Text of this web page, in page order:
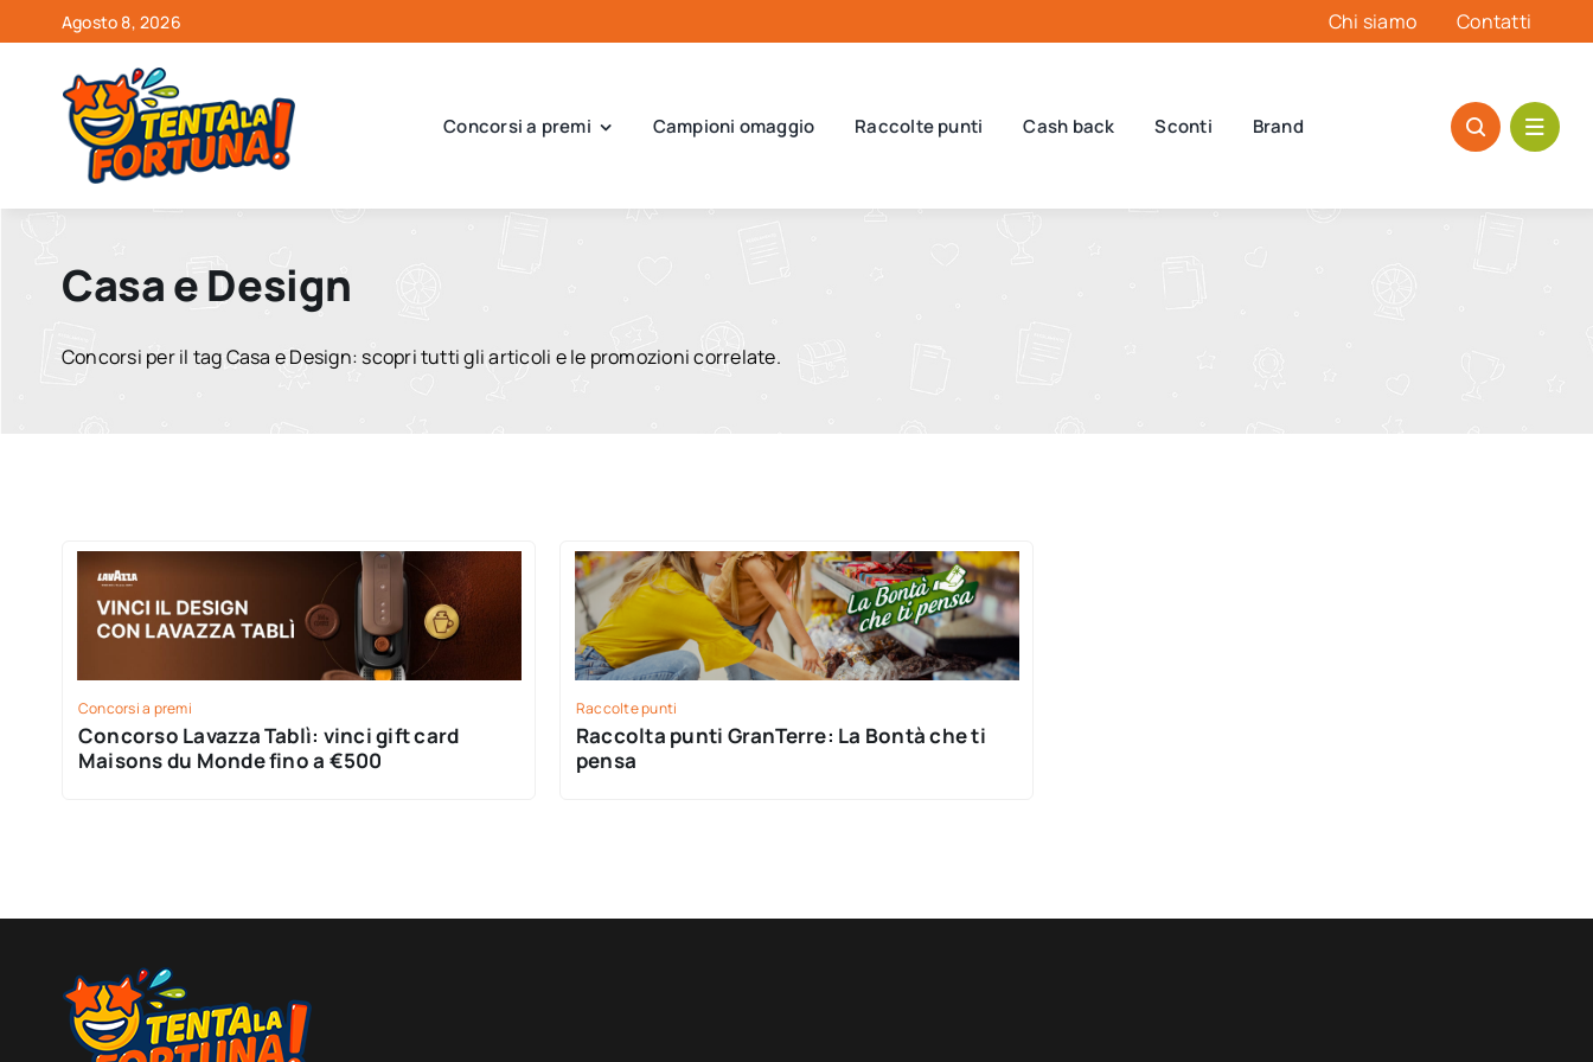
al
contenuto
Agosto 8, 2026 Chi siamo Contatti
Concorsi a premi Campioni omaggio Raccolte punti Cash back Sconti Brand
Casa e Design
Concorsi per il tag Casa e Design: scopri tutti gli articoli e le promozioni correlate.
Concorsi a premi
Concorso Lavazza Tablì: vinci gift card
Maisons du Monde fino a €500
Raccolte punti
Raccolta punti GranTerre: La Bontà che ti
pensa